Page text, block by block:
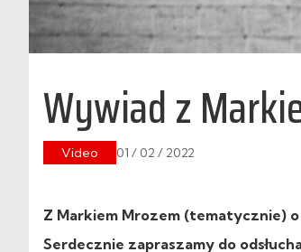
Wywiad z
Video 01 / 02 / 2022
Z Markiem Mrozem (tematycznie)
Serdecznie zapraszamy do